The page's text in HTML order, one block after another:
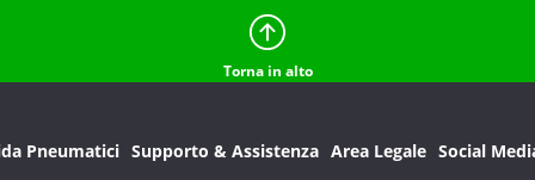
Torna in alto
Pneumatici Supporto & Assistenza Area Legale Social